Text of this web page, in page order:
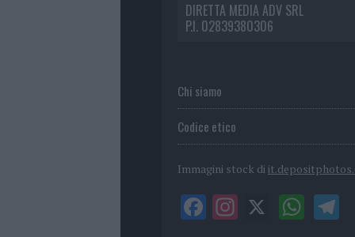
DIRETTA MEDIA ADV SRL
P.I. 02839380306
Chi siamo
Codice etico
Immagini stock di